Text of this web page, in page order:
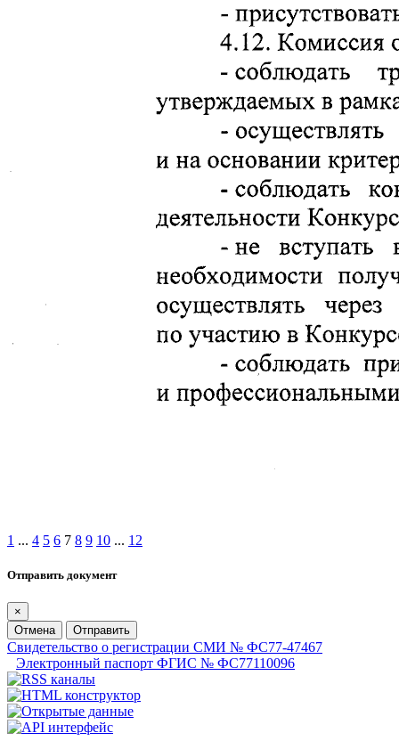
1 ... 4 5 6 7 8 9 10 ... 12
Отправить документ
×
Отмена
Отправить
Свидетельство о регистрации СМИ № ФС77-47467
Электронный паспорт ФГИС № ФС77110096